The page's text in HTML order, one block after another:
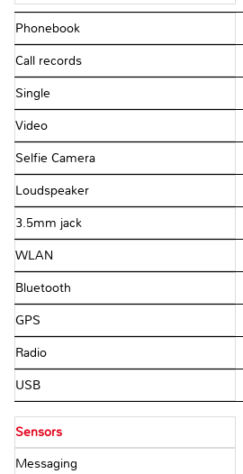
Phonebook
Call records
Single
Video
Selfie Camera
Loudspeaker
3.5mm jack
WLAN
Bluetooth
GPS
Radio
USB
Sensors
Messaging